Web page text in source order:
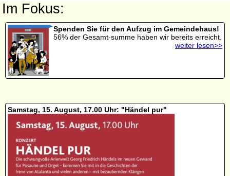
Im Fokus:
Spenden Sie für den Aufzug im Gemeindehaus!
56% der Gesamt-summe haben wir bereits erreicht.
weiter lesen>>
Samstag, 15. August, 17.00 Uhr: "Händel pur"